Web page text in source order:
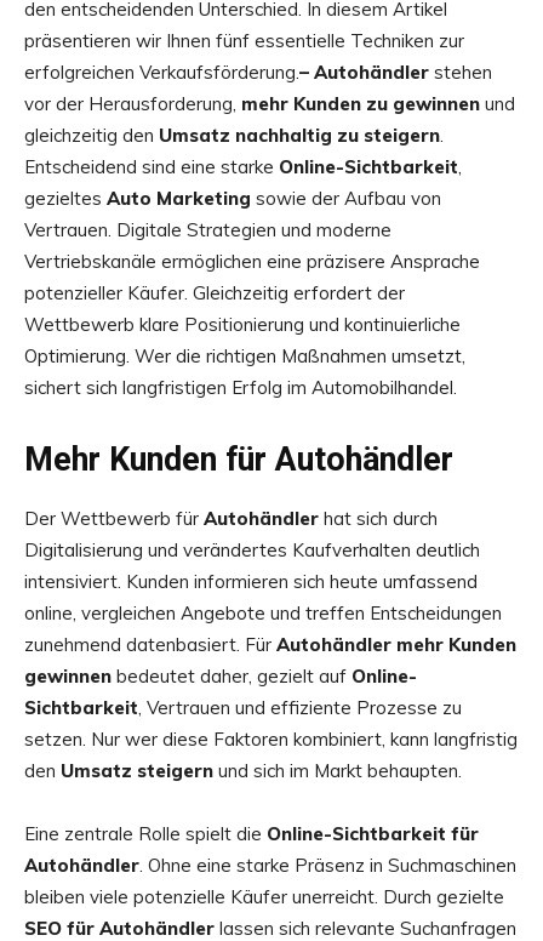
den entscheidenden Unterschied. In diesem Artikel
präsentieren wir Ihnen fünf essentielle Techniken zur
erfolgreichen Verkaufsförderung.– Autohändler stehen
vor der Herausforderung, mehr Kunden zu gewinnen und
gleichzeitig den Umsatz nachhaltig zu steigern.
Entscheidend sind eine starke Online-Sichtbarkeit,
gezieltes Auto Marketing sowie der Aufbau von
Vertrauen. Digitale Strategien und moderne
Vertriebskanäle ermöglichen eine präzisere Ansprache
potenzieller Käufer. Gleichzeitig erfordert der
Wettbewerb klare Positionierung und kontinuierliche
Optimierung. Wer die richtigen Maßnahmen umsetzt,
sichert sich langfristigen Erfolg im Automobilhandel.
Mehr Kunden für Autohändler
Der Wettbewerb für Autohändler hat sich durch
Digitalisierung und verändertes Kaufverhalten deutlich
intensiviert. Kunden informieren sich heute umfassend
online, vergleichen Angebote und treffen Entscheidungen
zunehmend datenbasiert. Für Autohändler mehr Kunden
gewinnen bedeutet daher, gezielt auf Online-
Sichtbarkeit, Vertrauen und effiziente Prozesse zu
setzen. Nur wer diese Faktoren kombiniert, kann langfristig
den Umsatz steigern und sich im Markt behaupten.
Eine zentrale Rolle spielt die Online-Sichtbarkeit für
Autohändler. Ohne eine starke Präsenz in Suchmaschinen
bleiben viele potenzielle Käufer unerreicht. Durch gezielte
SEO für Autohändler lassen sich relevante Suchanfragen